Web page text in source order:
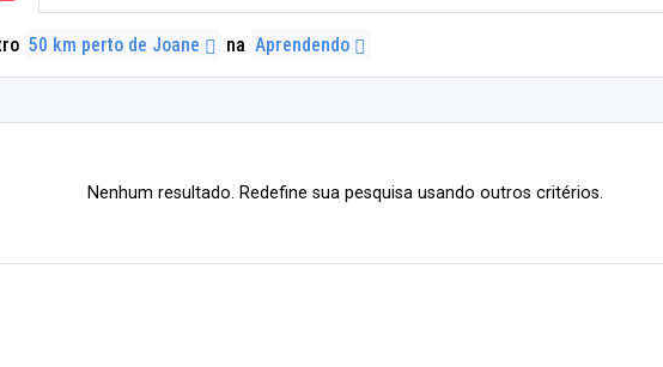
50 km perto de Joane na Aprendendo
Nenhum resultado. Redefine sua pesquisa usando outros critérios.